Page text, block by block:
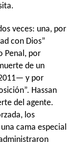
veces: una, por
con Dios”
Penal, por
de un
y por
Hassan
del agente.
los
cama especial